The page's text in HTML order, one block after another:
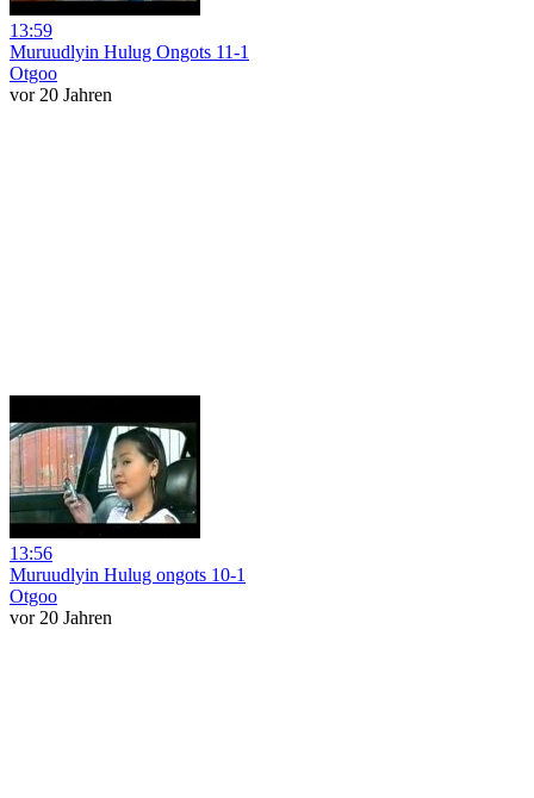
13:59
Muruudlyin Hulug Ongots 11-1
Otgoo
vor 20 Jahren
13:56
Muruudlyin Hulug ongots 10-1
Otgoo
vor 20 Jahren